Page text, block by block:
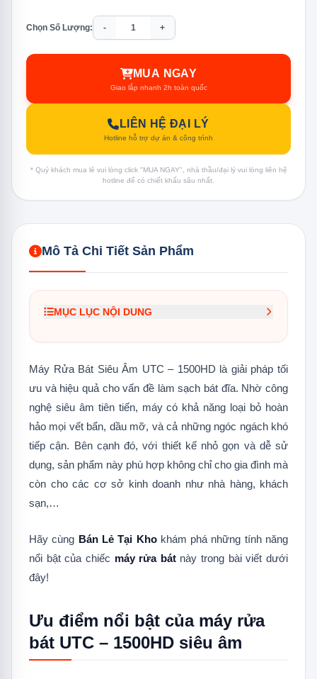
Chọn Số Lượng: - +
MUA NGAY
Giao lắp nhanh 2h toàn quốc
LIÊN HỆ ĐẠI LÝ
Hotline hỗ trợ dự án & công trình
* Quý khách mua lẻ vui lòng click "MUA NGAY", nhà thầu/đại lý vui lòng liên hệ
hotline để có chiết khấu sâu nhất.
Mô Tả Chi Tiết Sản Phẩm
MỤC LỤC NỘI DUNG
1.2Tiết giảm nhân công, hóa chất và
nước
1.3Tiết kiệm không gian và thời gian
thực phẩm
Máy Rửa Bát Siêu Âm UTC – 1500HD là giải pháp tối
ưu và hiệu quả cho vấn đề làm sạch bát đĩa. Nhờ công
nghệ siêu âm tiên tiến, máy có khả năng loại bỏ hoàn
hảo mọi vết bẩn, dầu mỡ, và cả những ngóc ngách khó
tiếp cận. Bên cạnh đó, với thiết kế nhỏ gọn và dễ sử
dụng, sản phẩm này phù hợp không chỉ cho gia đình mà
còn cho các cơ sở kinh doanh như nhà hàng, khách
sạn,…
Hãy cùng Bán Lẻ Tại Khokhám phá những tính năng
nổi bật của chiếc máy rửa bátnày trong bài viết dưới
đây!
Ưu điểm nổi bật của máy rửa
bát UTC – 1500HD siêu âm